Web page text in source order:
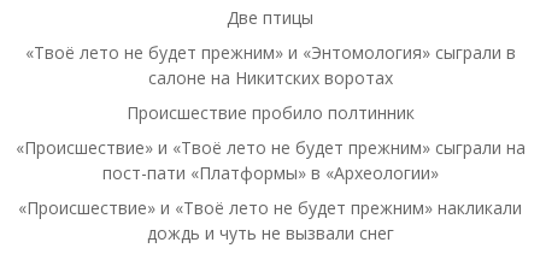
Две птицы
«Твоё лето не будет прежним» и «Энтомология» сыграли в
салоне на Никитских воротах
Происшествие пробило полтинник
«Происшествие» и «Твоё лето не будет прежним» сыграли на
пост-пати «Платформы» в «Археологии»
«Происшествие» и «Твоё лето не будет прежним» накликали
дождь и чуть не вызвали снег